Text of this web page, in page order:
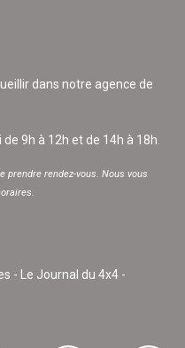
dans notre agence de
9h à 12h et de 14h à 18h.
rendez-vous. Nous vous
- Le Journal du 4x4 -